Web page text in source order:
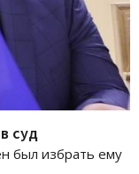
суд
был избрать ему